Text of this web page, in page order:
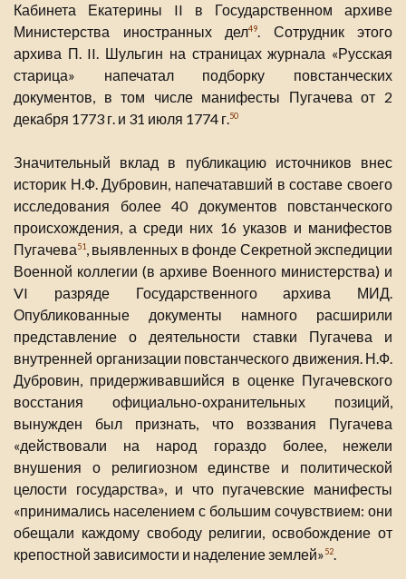
Кабинета Екатерины II в Государственном архиве
Министерства иностранных дел49. Сотрудник этого
архива П. II. Шульгин на страницах журнала «Русская
старица» напечатал подборку повстанческих
документов, в том числе манифесты Пугачева от 2
декабря 1773 г. и 31 июля 1774 г.50
Значительный вклад в публикацию источников внес
историк Н.Ф. Дубровин, напечатавший в составе своего
исследования более 40 документов повстанческого
происхождения, а среди них 16 указов и манифестов
Пугачева51, выявленных в фонде Секретной экспедиции
Военной коллегии (в архиве Военного министерства) и
VI разряде Государственного архива МИД.
Опубликованные документы намного расширили
представление о деятельности ставки Пугачева и
внутренней организации повстанческого движения. Н.Ф.
Дубровин, придерживавшийся в оценке Пугачевского
восстания официально-охранительных позиций,
вынужден был признать, что воззвания Пугачева
«действовали на народ гораздо более, нежели
внушения о религиозном единстве и политической
целости государства», и что пугачевские манифесты
«принимались населением с большим сочувствием: они
обещали каждому свободу религии, освобождение от
крепостной зависимости и наделение землей»52.